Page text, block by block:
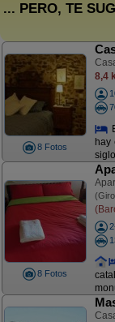
... PERO, TE
8 Fotos
8,4
hay
8 Fotos